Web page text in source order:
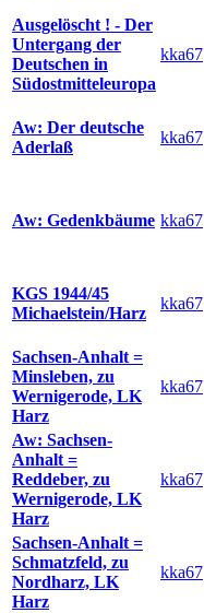
Ausgelöscht ! - Der
Untergang der
Deutschen in
Südostmitteleuropa
kka67
Aw: Der deutsche
Aderlaß
kka67
Aw: Gedenkbäume kka67
KGS 1944/45
Michaelstein/Harz
kka67
Sachsen-Anhalt =
Minsleben, zu
Wernigerode, LK
Harz
kka67
Aw: Sachsen-
Anhalt =
Reddeber, zu
Wernigerode, LK
Harz
kka67
Sachsen-Anhalt =
Schmatzfeld, zu
Nordharz, LK
Harz
kka67